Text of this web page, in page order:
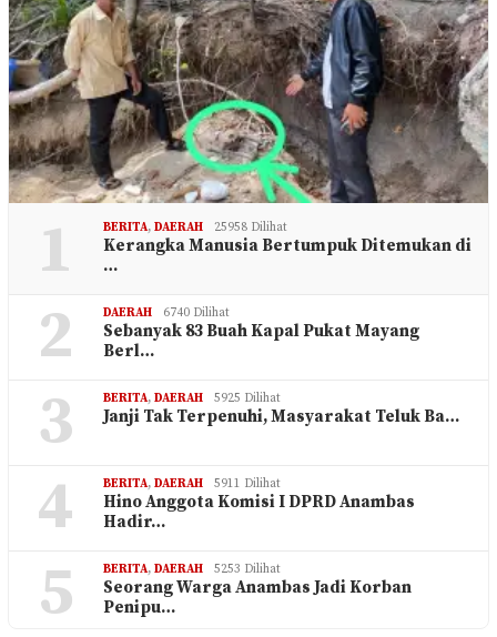
1 BERITA, DAERAH 25958 Dilihat
Kerangka Manusia Bertumpuk Ditemukan di
…
2 DAERAH 6740 Dilihat
Sebanyak 83 Buah Kapal Pukat Mayang
Berl…
3 BERITA, DAERAH 5925 Dilihat
Janji Tak Terpenuhi, Masyarakat Teluk Ba…
4 BERITA, DAERAH 5911 Dilihat
Hino Anggota Komisi I DPRD Anambas
Hadir…
5 BERITA, DAERAH 5253 Dilihat
Seorang Warga Anambas Jadi Korban
Penipu…